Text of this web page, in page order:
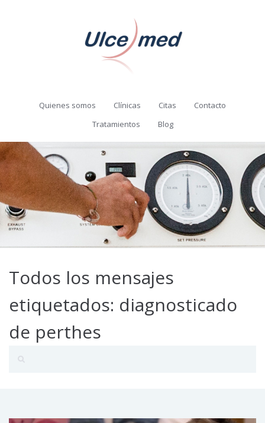
Quienes somos Clínicas Citas
Contacto
Tratamientos
Blog
Todos los mensajes
etiquetados: diagnosticado
de perthes